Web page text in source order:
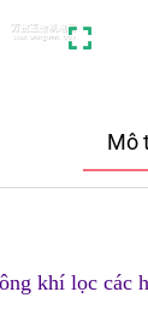
Mô
khí lọc các